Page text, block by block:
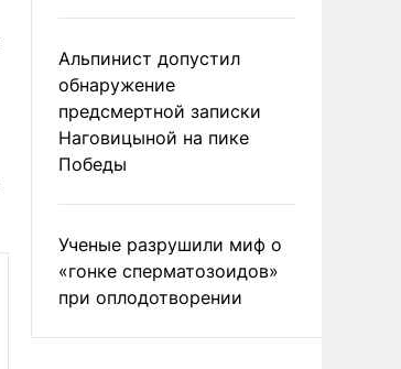
Альпинист допустил
обнаружение
предсмертной записки
Наговицыной на пике
Победы
Ученые разрушили миф о
«гонке сперматозоидов»
при оплодотворении